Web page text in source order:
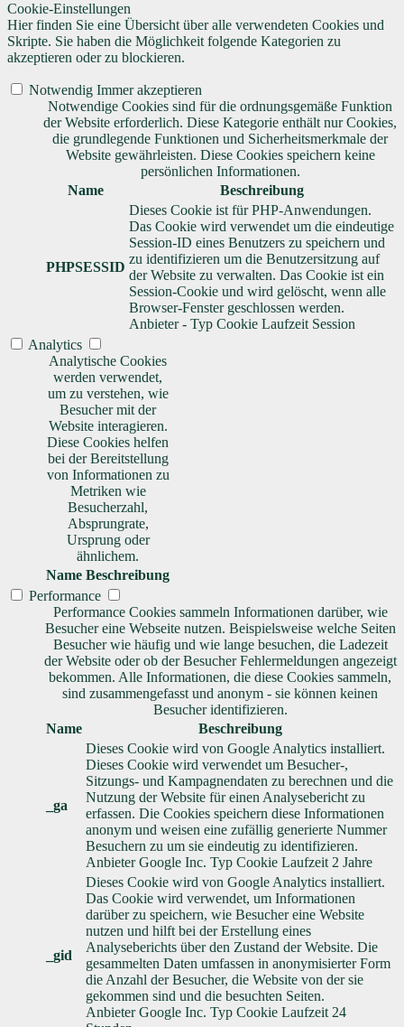
Cookie-Einstellungen
Hier finden Sie eine Übersicht über alle verwendeten Cookies und
Skripte. Sie haben die Möglichkeit folgende Kategorien zu
akzeptieren oder zu blockieren.
Notwendig Immer akzeptieren
Notwendige Cookies sind für die ordnungsgemäße Funktion
der Website erforderlich. Diese Kategorie enthält nur Cookies,
die grundlegende Funktionen und Sicherheitsmerkmale der
Website gewährleisten. Diese Cookies speichern keine
persönlichen Informationen.
Name
Beschreibung
PHPSESSID
Dieses Cookie ist für PHP-Anwendungen.
Das Cookie wird verwendet um die eindeutige
Session-ID eines Benutzers zu speichern und
zu identifizieren um die Benutzersitzung auf
der Website zu verwalten. Das Cookie ist ein
Session-Cookie und wird gelöscht, wenn alle
Browser-Fenster geschlossen werden.
Anbieter - Typ Cookie Laufzeit Session
Analytics
Analytische Cookies
werden verwendet,
um zu verstehen, wie
Besucher mit der
Website interagieren.
Diese Cookies helfen
bei der Bereitstellung
von Informationen zu
Metriken wie
Besucherzahl,
Absprungrate,
Ursprung oder
ähnlichem.
Name Beschreibung
Performance
Performance Cookies sammeln Informationen darüber, wie
Besucher eine Webseite nutzen. Beispielsweise welche Seiten
Besucher wie häufig und wie lange besuchen, die Ladezeit
der Website oder ob der Besucher Fehlermeldungen angezeigt
bekommen. Alle Informationen, die diese Cookies sammeln,
sind zusammengefasst und anonym - sie können keinen
Besucher identifizieren.
Name
Beschreibung
_ga
Dieses Cookie wird von Google Analytics installiert.
Dieses Cookie wird verwendet um Besucher-,
Sitzungs- und Kampagnendaten zu berechnen und die
Nutzung der Website für einen Analysebericht zu
erfassen. Die Cookies speichern diese Informationen
anonym und weisen eine zufällig generierte Nummer
Besuchern zu um sie eindeutig zu identifizieren.
Anbieter Google Inc. Typ Cookie Laufzeit 2 Jahre
_gid
Dieses Cookie wird von Google Analytics installiert.
Das Cookie wird verwendet, um Informationen
darüber zu speichern, wie Besucher eine Website
nutzen und hilft bei der Erstellung eines
Analyseberichts über den Zustand der Website. Die
gesammelten Daten umfassen in anonymisierter Form
die Anzahl der Besucher, die Website von der sie
gekommen sind und die besuchten Seiten.
Anbieter Google Inc. Typ Cookie Laufzeit 24